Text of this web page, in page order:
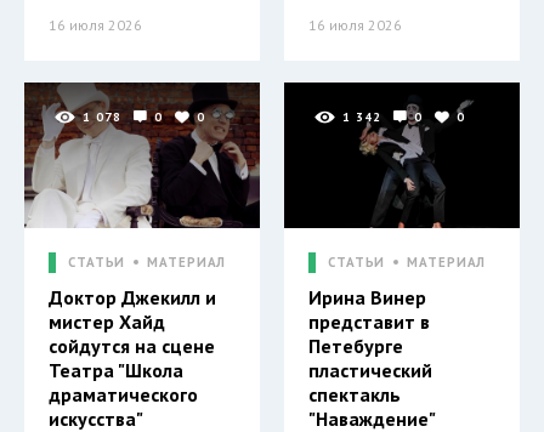
16 июля 2026 16 июля 2026
1 078 0 0
СТАТЬИ МАТЕРИАЛ
Доктор Джекилл и
мистер Хайд
сойдутся на сцене
Театра "Школа
драматического
искусства"
1 342 0 0
СТАТЬИ МАТЕРИАЛ
Ирина Винер
представит в
Петебурге
пластический
спектакль
"Наваждение"